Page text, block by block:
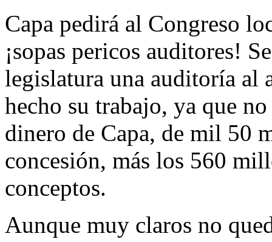
Capa pedirá al Congreso
¡sopas pericos auditores!
legislatura una auditoría al
hecho su trabajo, ya que
dinero de Capa, de mil 50
concesión, más los 560
conceptos.
Aunque muy claros no